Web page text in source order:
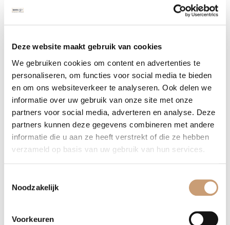
Deze website maakt gebruik van cookies
We gebruiken cookies om content en advertenties te
personaliseren, om functies voor social media te bieden
en om ons websiteverkeer te analyseren. Ook delen we
informatie over uw gebruik van onze site met onze
partners voor social media, adverteren en analyse. Deze
partners kunnen deze gegevens combineren met andere
informatie die u aan ze heeft verstrekt of die ze hebben
verzameld op basis van uw gebruik van hun services.
Noodzakelijk
Voorkeuren